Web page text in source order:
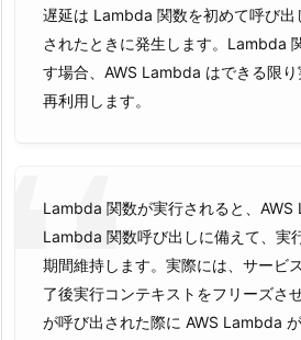
遅延は Lambda 関数を初めて呼び出
されたときに発生します。Lambda
す場合、AWS Lambda はできる限
再利用します。
Lambda 関数が実行されると、
Lambda 関数呼び出しに備えて、実
期間維持します。実際には、サービ
了後実行コンテキストをフリーズさ
が呼び出された際に AWS Lambda